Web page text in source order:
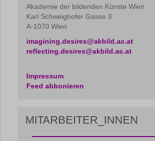
Akademie der bildenden Künste Wien
Karl Schweighofer Gasse 3
A-1070 Wien
imagining.desires@akbild.ac.at
reflecting.desires@akbild.ac.at
Impressum
Feed abbonieren
MITARBEITER_INNEN